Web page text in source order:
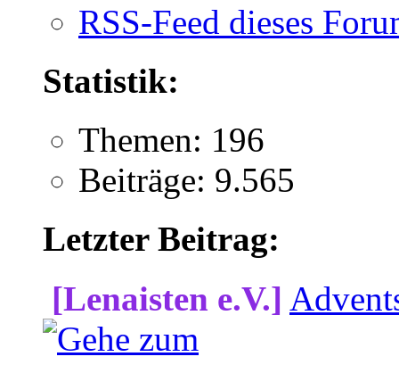
RSS-Feed dieses
Statistik:
Themen: 196
Beiträge: 9.565
Letzter Beitrag:
[Lenaisten e.V.]